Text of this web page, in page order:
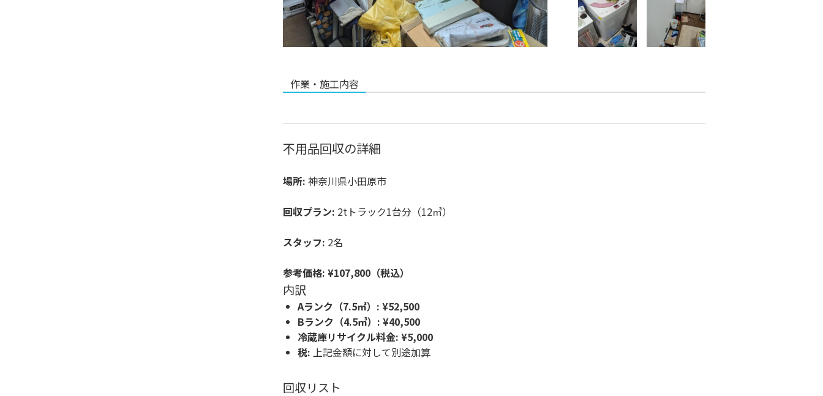
作業・施工内容
不用品回収の詳細
場所: 神奈川県小田原市
回収プラン: 2tトラック1台分（12㎥）
スタッフ: 2名
参考価格: ¥107,800（税込）
内訳
Aランク（7.5㎥）: ¥52,500
Bランク（4.5㎥）: ¥40,500
冷蔵庫リサイクル料金: ¥5,000
税: 上記金額に対して別途加算
回収リスト